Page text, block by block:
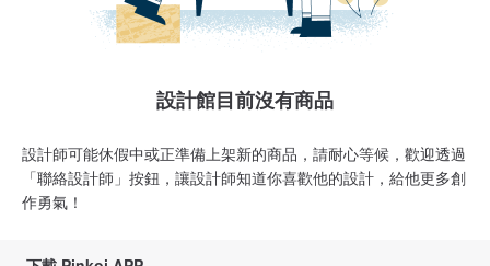
設計館目前沒有商品
設計師可能休假中或正準備上架新的商品，請耐心等候，歡迎透過
「聯絡設計師」按鈕，讓設計師知道你喜歡他的設計，給他更多創
作勇氣！